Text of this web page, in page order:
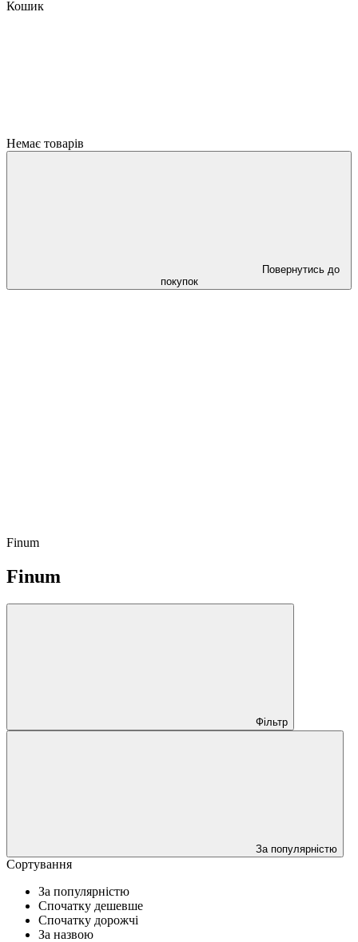
Кошик
Немає товарів
Повернутись до
покупок
Finum
Finum
Фільтр
За популярністю
Сортування
За популярністю
Спочатку дешевше
Спочатку дорожчі
За назвою